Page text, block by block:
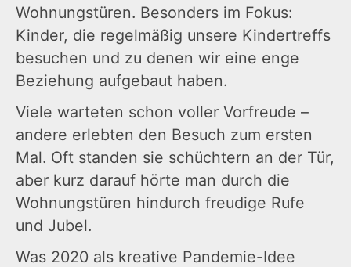
Wohnungstüren. Besonders im Fokus:
Kinder, die regelmäßig unsere Kindertreffs
besuchen und zu denen wir eine enge
Beziehung aufgebaut haben.
Viele warteten schon voller Vorfreude –
andere erlebten den Besuch zum ersten
Mal. Oft standen sie schüchtern an der Tür,
aber kurz darauf hörte man durch die
Wohnungstüren hindurch freudige Rufe
und Jubel.
Was 2020 als kreative Pandemie-Idee